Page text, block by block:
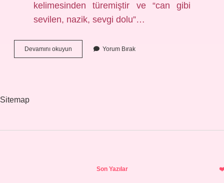
kelimesinden türemiştir ve “can gibi
sevilen, nazik, sevgi dolu”…
Devamını okuyun
Ne
Yorum Bırak
Sitemap
Son Yazılar